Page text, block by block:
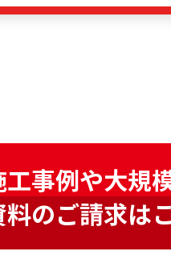
工事例や大規
料のご請求は